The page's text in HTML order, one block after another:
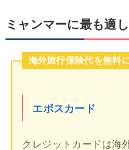
ミャンマーに最も適
海外旅行保険代を無料
エポスカード
クレジットカードは海